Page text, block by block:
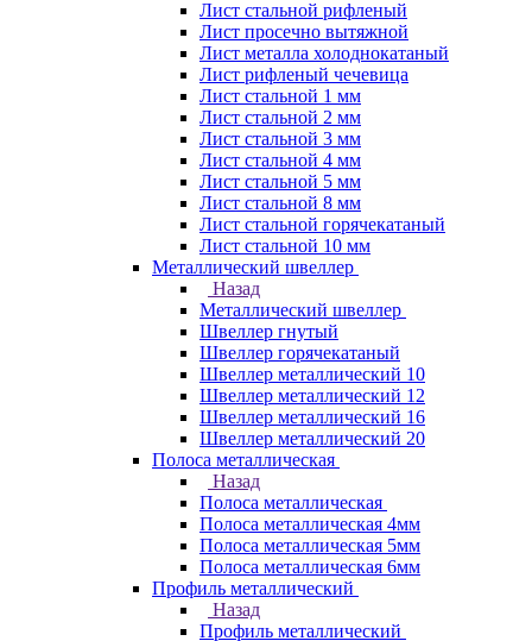
Лист стальной рифленый
Лист просечно вытяжной
Лист металла холоднокатаный
Лист рифленый чечевица
Лист стальной 1 мм
Лист стальной 2 мм
Лист стальной 3 мм
Лист стальной 4 мм
Лист стальной 5 мм
Лист стальной 8 мм
Лист стальной горячекатаный
Лист стальной 10 мм
Металлический швеллер
Назад
Металлический швеллер
Швеллер гнутый
Швеллер горячекатаный
Швеллер металлический 10
Швеллер металлический 12
Швеллер металлический 16
Швеллер металлический 20
Полоса металлическая
Назад
Полоса металлическая
Полоса металлическая 4мм
Полоса металлическая 5мм
Полоса металлическая 6мм
Профиль металлический
Назад
Профиль металлический